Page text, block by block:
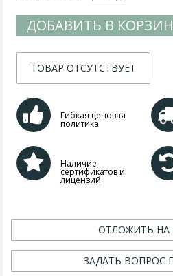
ДОБАВИТЬ В
ТОВАР ОТСУТСТВУЕТ
Гибкая ценовая
политика
Наличие
сертификатов и
лицензий
ОТЛОЖИТЬ
ЗАДАТЬ ВОПРОС